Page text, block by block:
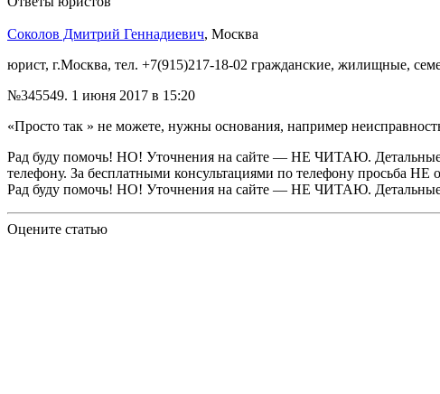
Соколов Дмитрий Геннадиевич, Москва
юрист, г.Москва, тел. +7(915)217-18-02 гражданские, жилищные,
№345549. 1 июня 2017 в 15:20
«Просто так » не можете, нужны основания, например
Рад буду помочь! НО! Уточнения на сайте — НЕ ЧИТАЮ. Детальные
телефону. За бесплатными консультациями по телефону просьба
Рад буду помочь! НО! Уточнения на сайте — НЕ ЧИТАЮ.
Оцените статью